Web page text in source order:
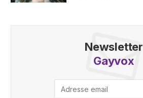
Newsletter
Gayvox